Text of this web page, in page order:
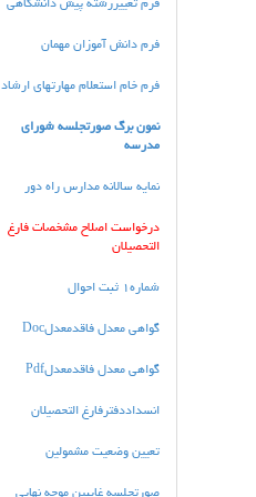
فرم تغييررشته پيش دانشگاهي
فرم دانش آموزان مهمان
فرم خام استعلام مهارتهاي ارشاد
نمون برگ صورتجلسه شوراي
مدرسه
نمايه سالانه مدارس راه دور
درخواست اصلاح مشخصات فارغ
التحصيلان
شماره1 ثبت احوال
گواهي معدل فاقدمعدلDoc
گواهي معدل فاقدمعدلPdf
انسداددفترفارغ التحصیلان
تعیین وضعیت مشمولین
صورتجلسه غايبين موجه نهايي